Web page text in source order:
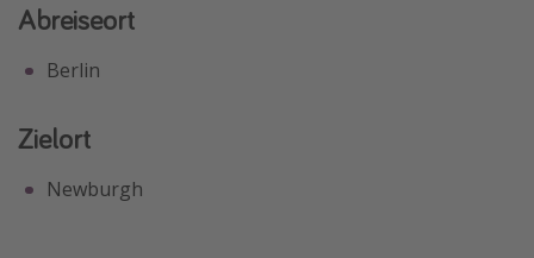
Last Minute Urlaub Deutschland
Abreiseort
Berlin
Zielort
Newburgh